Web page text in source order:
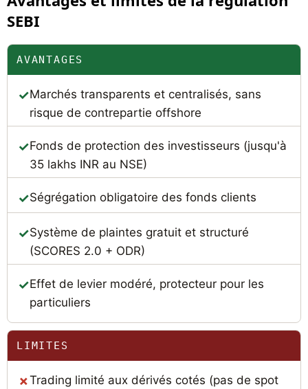
SEBI
AVANTAGES
Marchés transparents et centralisés, sans
risque de contrepartie offshore
Fonds de protection des investisseurs (jusqu'à
35 lakhs INR au NSE)
Ségrégation obligatoire des fonds clients
Système de plaintes gratuit et structuré
(SCORES 2.0 + ODR)
Effet de levier modéré, protecteur pour les
particuliers
LIMITES
Trading limité aux dérivés cotés (pas de spot